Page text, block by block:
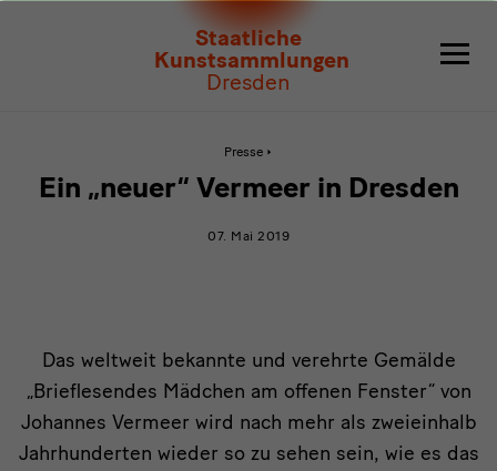
Staatliche
Kunstsammlungen
Dresden
Dresden
Presse
„neuer“
Dresden
Ein „neuer“ Vermeer in Dresden
07. Mai 2019
Ein
„neuer“
Vermeer
Das weltweit bekannte und verehrte Gemälde
„Brieflesendes Mädchen am offenen Fenster“ von
Johannes Vermeer wird nach mehr als zweieinhalb
Jahrhunderten wieder so zu sehen sein, wie es das